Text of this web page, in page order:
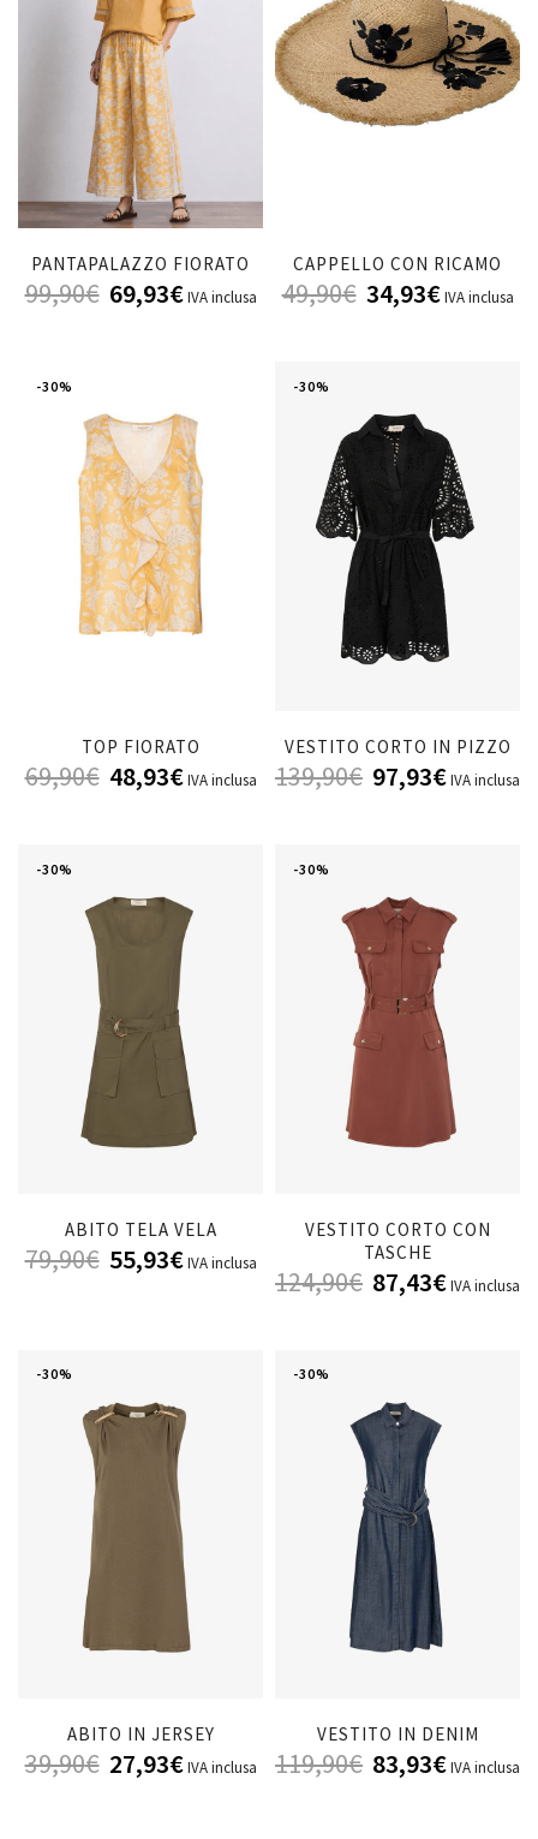
PANTAPALAZZO FIORATO
99,90€ 69,93€ IVA inclusa
CAPPELLO CON RICAMO
49,90€ 34,93€ IVA inclusa
-30%
TOP FIORATO
69,90€ 48,93€ IVA inclusa
-30%
VESTITO CORTO IN PIZZO
139,90€ 97,93€IVA inclusa
-30%
ABITO TELA VELA
79,90€ 55,93€ IVA inclusa
-30%
VESTITO CORTO CON
TASCHE
124,90€ 87,43€IVA inclusa
-30%
ABITO IN JERSEY
39,90€ 27,93€ IVA inclusa
-30%
VESTITO IN DENIM
119,90€ 83,93€IVA inclusa